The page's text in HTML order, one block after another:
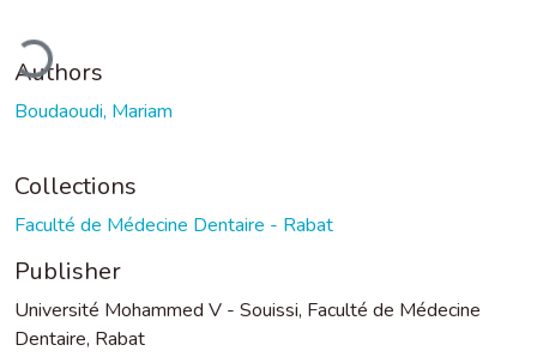
Authors
Boudaoudi, Mariam
Collections
Faculté de Médecine Dentaire - Rabat
Publisher
Université Mohammed V - Souissi, Faculté de Médecine
Dentaire, Rabat